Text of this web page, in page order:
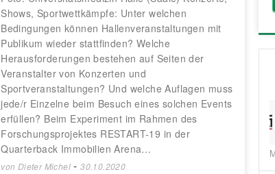
Shows, Sportwettkämpfe: Unter welchen
Bedingungen können Hallenveranstaltungen mit
Publikum wieder stattfinden? Welche
Herausforderungen bestehen auf Seiten der
Veranstalter von Konzerten und
Sportveranstaltungen? Und welche Auflagen muss
jede/r Einzelne beim Besuch eines solchen Events
erfüllen? Beim Experiment im Rahmen des
Forschungsprojektes RESTART-19 in der
Quarterback Immobilien Arena…
von Dieter Michel-30.10.2020